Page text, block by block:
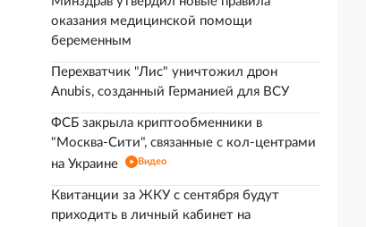
оказания медицинской помощи
беременным
Перехватчик "Лис" уничтожил дрон
Anubis, созданный Германией для ВСУ
ФСБ закрыла криптообменники в
"Москва-Сити", связанные с кол-центрами
на Украине
Видео
Квитанции за ЖКУ с сентября будут
приходить в личный кабинет на